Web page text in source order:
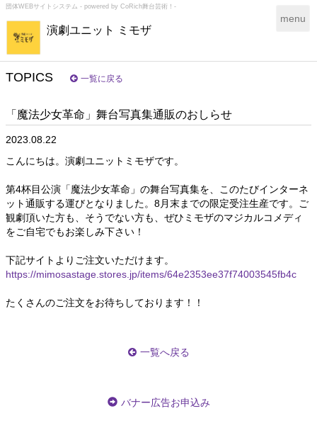
団体WEBサイトシステム - powered by CoRich舞台芸術！-
演劇ユニット ミモザ
T
g
t
i
o
menu
TOPICS 一覧に戻る
「魔法少女革命」舞台写真集通販のおしらせ
2023.08.22
こんにちは。演劇ユニットミモザです。
第4杯目公演「魔法少女革命」の舞台写真集を、このたびインターネ
ット通販する運びとなりました。8月末までの限定受注生産です。ご
観劇頂いた方も、そうでない方も、ぜひミモザのマジカルコメディ
をご自宅でもお楽しみ下さい！
下記サイトよりご注文いただけます。
https://mimosastage.stores.jp/items/64e2353ee37f74003545fb4c
たくさんのご注文をお待ちしております！！
一覧へ戻る
バナー広告お申込み